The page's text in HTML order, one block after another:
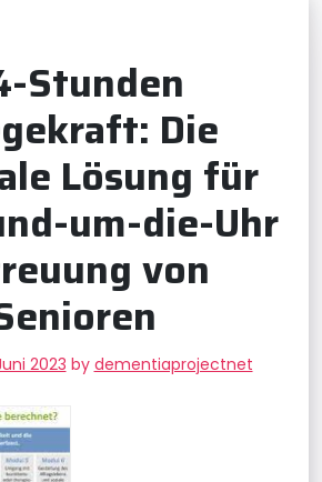
Stunden
Die
Lösung für
um-die-Uhr
von
2023 by dementiaprojectnet